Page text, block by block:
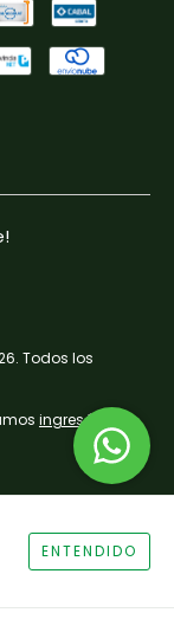
ENTENDIDO
Todos los
ingresá acá.